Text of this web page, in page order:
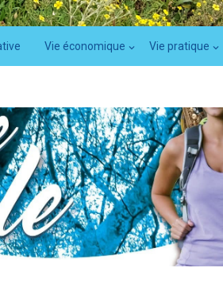
Vie économique Vie pratique